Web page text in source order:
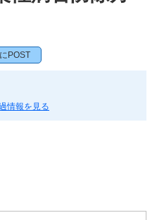
POST
情報を見る